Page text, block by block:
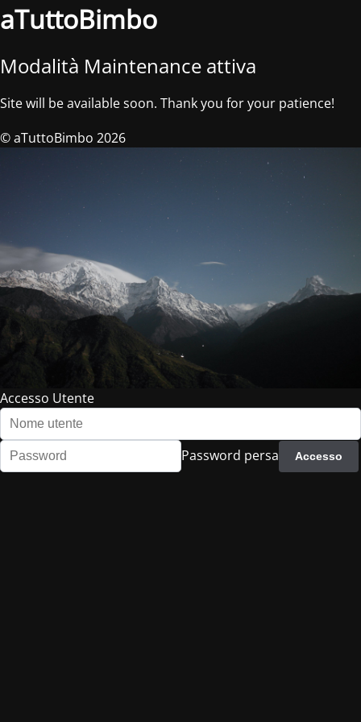
aTuttoBimbo
Modalità Maintenance attiva
Site will be available soon. Thank you for your patience!
© aTuttoBimbo 2026
Accesso Utente
Password persa